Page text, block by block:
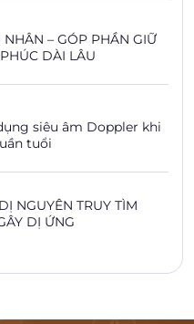
– GÓP PHẦN GIỮ
DÀI LÂU
siêu âm Doppler khi
tuổi
NGUYÊN TRUY TÌM
DỊ ỨNG